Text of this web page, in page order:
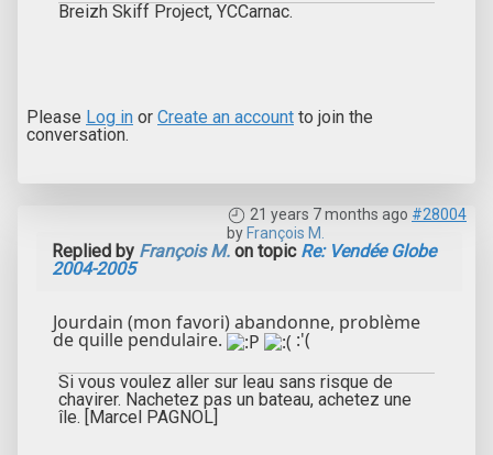
Breizh Skiff Project, YCCarnac.
Please Log in or Create an account to join the
conversation.
21 years 7 months ago #28004
by François M.
Replied by François M. on topic Re: Vendée Globe
2004-2005
Jourdain (mon favori) abandonne, problème
de quille pendulaire. :'(
Si vous voulez aller sur leau sans risque de
chavirer. Nachetez pas un bateau, achetez une
île. [Marcel PAGNOL]